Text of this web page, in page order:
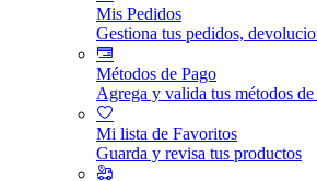
Mis Pedidos
Gestiona tus pedidos,
Métodos de Pago
Agrega y valida tus métodos de
Mi lista de Favoritos
Guarda y revisa tus productos